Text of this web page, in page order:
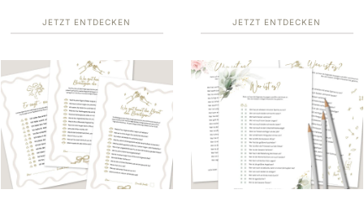
JETZT ENTDECKEN JETZT ENTDECKEN